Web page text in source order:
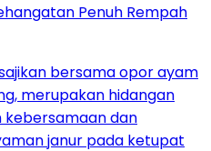
Penuh Rempah